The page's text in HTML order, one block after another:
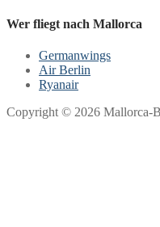
Wer fliegt nach Mallorca
Germanwings
Air Berlin
Ryanair
Copyright © 2026 Mallorca-